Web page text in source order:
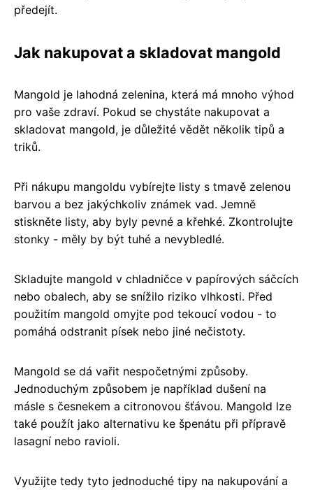
předejít.
Jak nakupovat a skladovat mangold
Mangold je lahodná zelenina, která má mnoho výhod
pro vaše zdraví. Pokud se chystáte nakupovat a
skladovat mangold, je důležité vědět několik tipů a
triků.
Při nákupu mangoldu vybírejte listy s tmavě zelenou
barvou a bez jakýchkoliv známek vad. Jemně
stiskněte listy, aby byly pevné a křehké. Zkontrolujte
stonky - měly by být tuhé a nevybledlé.
Skladujte mangold v chladničce v papírových sáčcích
nebo obalech, aby se snížilo riziko vlhkosti. Před
použitím mangold omyjte pod tekoucí vodou - to
pomáhá odstranit písek nebo jiné nečistoty.
Mangold se dá vařit nespočetnými způsoby.
Jednoduchým způsobem je například dušení na
másle s česnekem a citronovou šťávou. Mangold lze
také použít jako alternativu ke špenátu při přípravě
lasagní nebo ravioli.
Využijte tedy tyto jednoduché tipy na nakupování a